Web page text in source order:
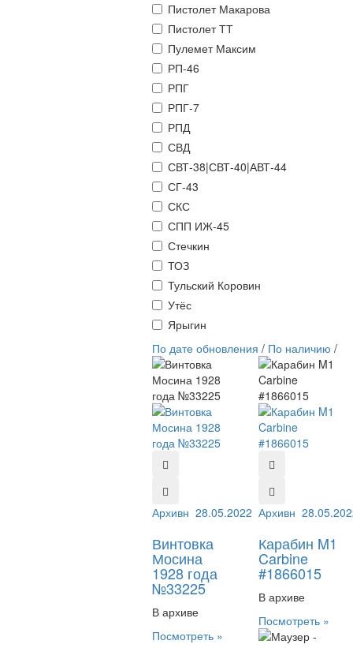
Пистолет Макарова
Пистолет ТТ
Пулемет Максим
РП-46
РПГ
РПГ-7
РПД
СВД
СВТ-38|СВТ-40|АВТ-44
СГ-43
СКС
СПП ИЖ-45
Стечкин
ТОЗ
Тульский Коровин
Утёс
Ярыгин
По дате обновления / По наличию /
Архивный №:33225
28.05.2022
Винтовка
Мосина
1928 года
№33225
В архиве
Посмотреть »
Архивный №:
Карабин M1
Carbine
#1866015
В архиве
Посмотреть »